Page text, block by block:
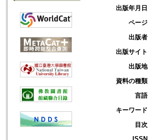
出版年月日
ページ
出版者
出版サイト
出版地
資料の種類
言語
キーワード
目次